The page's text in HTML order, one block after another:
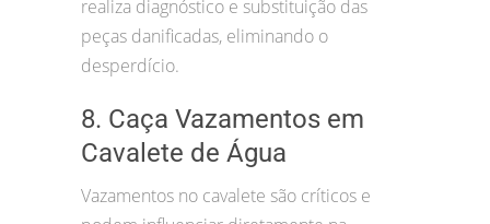
realiza diagnóstico e substituição das
peças danificadas, eliminando o
desperdício.
8. Caça Vazamentos em
Cavalete de Água
Vazamentos no cavalete são críticos e